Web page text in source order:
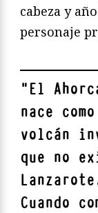
cabeza y
personaje
"El
nace
volcán
que no
Cuando